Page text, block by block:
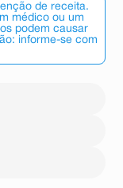
de receita.
médico ou um
podem causar
informe-se com